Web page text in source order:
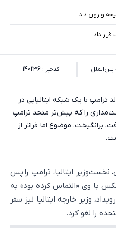
وارون داد
داد
کدخبر : 140236
ترامپ با یک شبکه ایتالیایی در
را که پیش‌تر متحد ترامپ
برانگیخت. موضوع اما فراتر از
نخست‌وزیر ایتالیا، ترامپ را پس
با وی «التماس کرده بود» به
وزیر خارجه ایتالیا نیز سفر
را لغو کرد.